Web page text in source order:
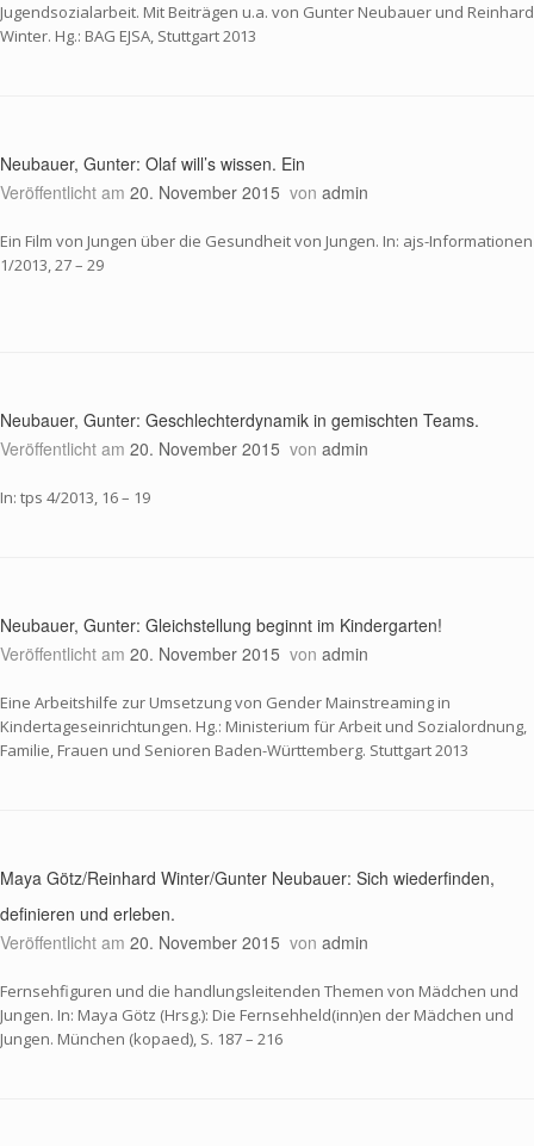
Jugendsozialarbeit. Mit Beiträgen u.a. von Gunter Neubauer und Reinhard
Winter. Hg.: BAG EJSA, Stuttgart 2013
Neubauer, Gunter: Olaf will’s wissen. Ein
Veröffentlicht am 20. November 2015 von admin
Ein Film von Jungen über die Gesundheit von Jungen. In: ajs-Informationen
1/2013, 27 – 29
Neubauer, Gunter: Geschlechterdynamik in gemischten Teams.
Veröffentlicht am 20. November 2015 von admin
In: tps 4/2013, 16 – 19
Neubauer, Gunter: Gleichstellung beginnt im Kindergarten!
Veröffentlicht am 20. November 2015 von admin
Eine Arbeitshilfe zur Umsetzung von Gender Mainstreaming in
Kindertageseinrichtungen. Hg.: Ministerium für Arbeit und Sozialordnung,
Familie, Frauen und Senioren Baden-Württemberg. Stuttgart 2013
Maya Götz/Reinhard Winter/Gunter Neubauer: Sich wiederfinden,
definieren und erleben.
Veröffentlicht am 20. November 2015 von admin
Fernsehfiguren und die handlungsleitenden Themen von Mädchen und
Jungen. In: Maya Götz (Hrsg.): Die Fernsehheld(inn)en der Mädchen und
Jungen. München (kopaed), S. 187 – 216